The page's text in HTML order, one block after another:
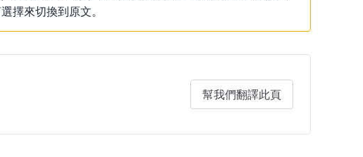
擇來切換到原文。
幫我們翻譯此頁